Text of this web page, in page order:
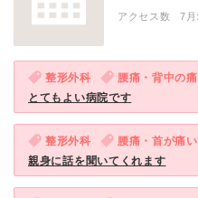
アクセス数 7月:
整形外科 腰痛・背中の
とてもよい病院です
整形外科 腰痛・首が痛い
親身に話を聞いてくれます